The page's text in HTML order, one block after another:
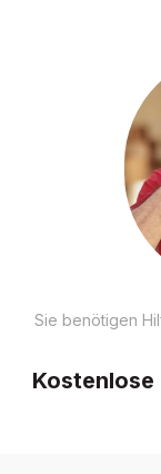
Sie benötigen
Kostenlose